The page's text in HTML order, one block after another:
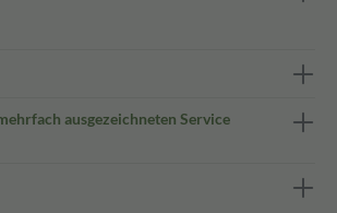
ausgezeichneten Service